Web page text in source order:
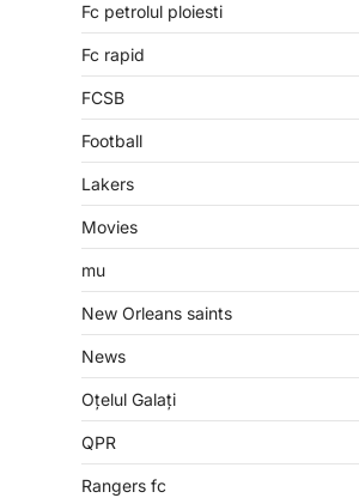
Fc petrolul ploiesti
Fc rapid
FCSB
Football
Lakers
Movies
mu
New Orleans saints
News
Oțelul Galați
QPR
Rangers fc